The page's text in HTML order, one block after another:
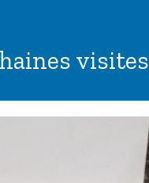
visites